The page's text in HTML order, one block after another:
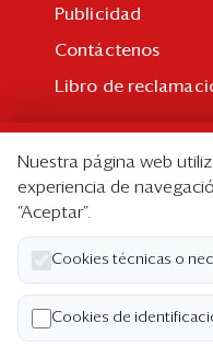
Publicidad
Contáctenos
Libro de
Suscripción
Paquetes
Edición Impresa
Nosotros
Quiénes somos
Nuestra página web
experiencia de
“Aceptar”.
Cookies técnicas o
Cookies de